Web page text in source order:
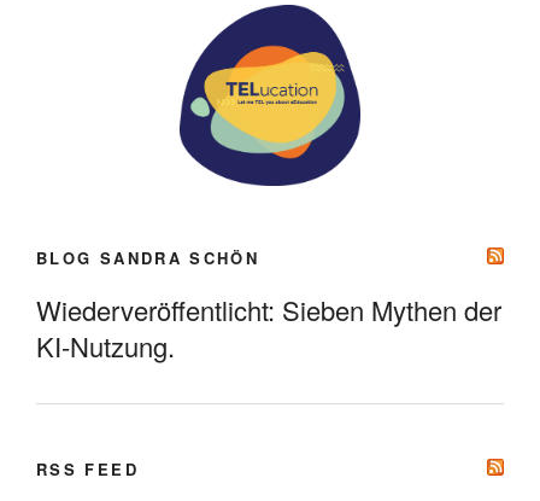
BLOG SANDRA SCHÖN
Wiederveröffentlicht: Sieben Mythen der
KI-Nutzung.
RSS FEED